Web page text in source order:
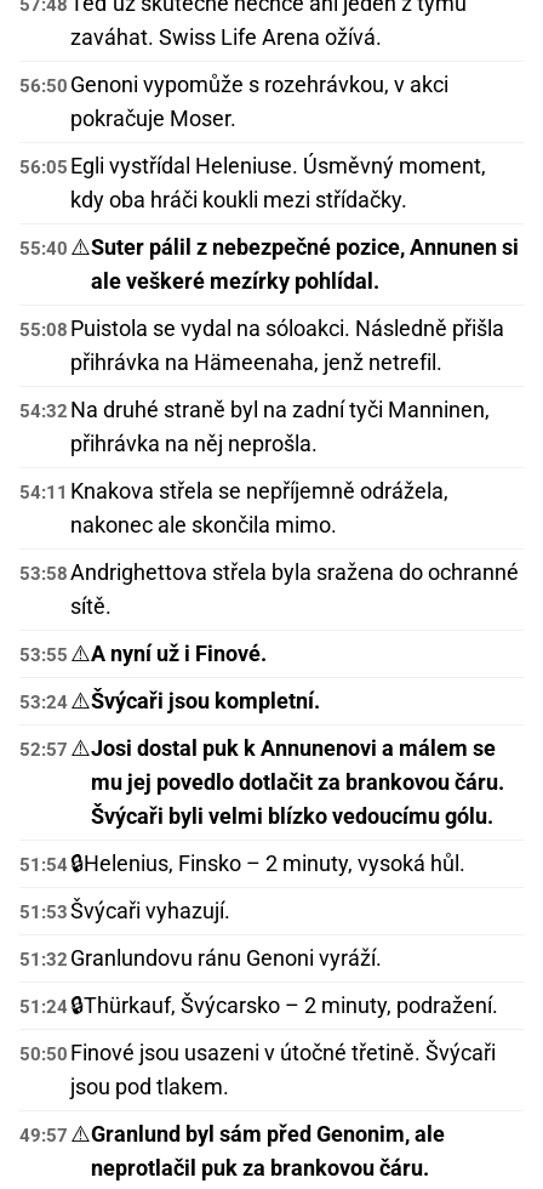
57:48
zaváhat. Swiss Life Arena ožívá.
56:50 Genoni vypomůže s rozehrávkou, v akci
pokračuje Moser.
56:05 Egli vystřídal Heleniuse. Úsměvný moment,
kdy oba hráči koukli mezi střídačky.
55:40 ⚠️Suter pálil z nebezpečné pozice, Annunen si
ale veškeré mezírky pohlídal.
55:08 Puistola se vydal na sóloakci. Následně přišla
přihrávka na Hämeenaha, jenž netrefil.
54:32 Na druhé straně byl na zadní tyči Manninen,
přihrávka na něj neprošla.
54:11 Knakova střela se nepříjemně odrážela,
nakonec ale skončila mimo.
53:58Andrighettova střela byla sražena do ochranné
sítě.
53:55 ⚠️A nyní už i Finové.
53:24⚠️Švýcaři jsou kompletní.
52:57 ⚠️Josi dostal puk k Annunenovi a málem se
mu jej povedlo dotlačit za brankovou čáru.
Švýcaři byli velmi blízko vedoucímu gólu.
51:54🔒Helenius, Finsko – 2 minuty, vysoká hůl.
51:53Švýcaři vyhazují.
51:32 Granlundovu ránu Genoni vyráží.
51:24🔒Thürkauf, Švýcarsko – 2 minuty, podražení.
50:50 Finové jsou usazeni v útočné třetině. Švýcaři
jsou pod tlakem.
49:57 ⚠️Granlund byl sám před Genonim, ale
neprotlačil puk za brankovou čáru.